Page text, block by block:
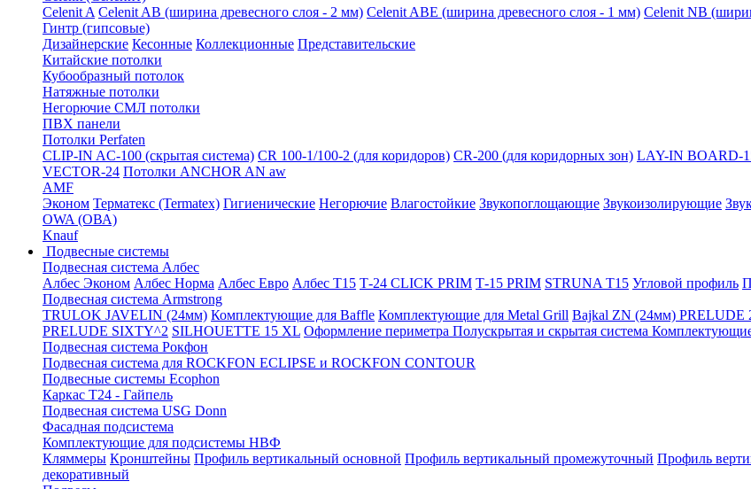
Celenit A Celenit AB (ширина древесного слоя - 2 мм) Celenit ABE (ширина древесного слоя - 1 мм) Celenit NB
Гинтр (гипсовые)
Дизайнерские Кесонные Коллекционные Представительские
Китайские потолки
Кубообразный потолок
Натяжные потолки
Негорючие СМЛ потолки
ПВХ панели
Потолки Perfaten
CLIP-IN AC-100 (скрытая система) CR 100-1/100-2 (для коридоров) CR-200 (для коридорных зон) LAY-IN BOARD-
VECTOR-24 Потолки ANCHOR AN aw
AMF
Эконом Терматекс (Termatex) Гигиенические Негорючие Влагостойкие Звукопоглощающие Звукоизолирующие
OWA (ОВА)
Knauf
Подвесные системы
Подвесная система Албес
Албес Эконом Албес Норма Албес Евро Албес T15 Т-24 CLICK PRIM Т-15 PRIM STRUNA Т15 Угловой профиль
Подвесная система Armstrong
TRULOK JAVELIN (24мм) Комплектующие для Baffle Комплектующие для Metal Grill Bajkal ZN (24мм) PRELUDE
PRELUDE SIXTY^2 SILHOUETTE 15 XL Оформление периметра Полускрытая и скрытая система
Подвесная система Рокфон
Подвесная система для ROCKFON ECLIPSE и ROCKFON CONTOUR
Подвесные системы Ecophon
Каркас Т24 - Гайпель
Подвесная система USG Donn
Фасадная подсистема
Комплектующие для подсистемы НВФ
Кляммеры Кронштейны Профиль вертикальный основной Профиль вертикальный промежуточный Профиль
декоративный